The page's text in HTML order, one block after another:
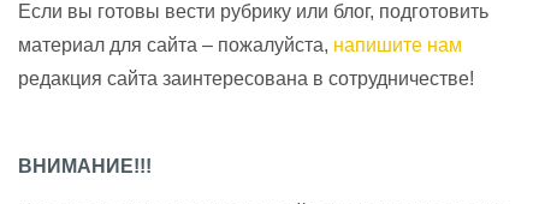
Если вы готовы вести рубрику или блог, подготовить
материал для сайта – пожалуйста, напишите нам
редакция сайта заинтересована в сотрудничестве!
ВНИМАНИЕ!!!